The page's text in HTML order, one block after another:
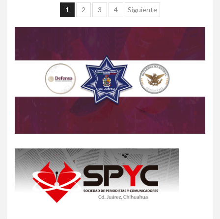
1 2 3 4 Siguiente